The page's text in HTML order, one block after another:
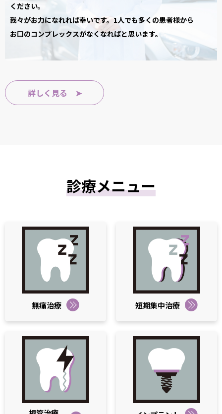
ください。
我々がお力になれれば幸いです。1人でも多くの患者様から
お口のコンプレックスがなくなればと思います。
詳しく見る ➤
診療メニュー
無痛治療 短期集中治療